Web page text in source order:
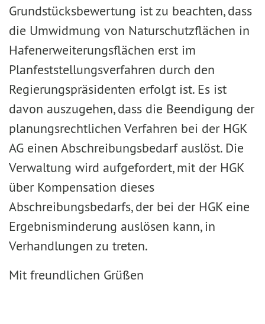
Grundstücksbewertung ist zu beachten, dass
die Umwidmung von Naturschutzflächen in
Hafenerweiterungsflächen erst im
Planfeststellungsverfahren durch den
Regierungspräsidenten erfolgt ist. Es ist
davon auszugehen, dass die Beendigung der
planungsrechtlichen Verfahren bei der HGK
AG einen Abschreibungsbedarf auslöst. Die
Verwaltung wird aufgefordert, mit der HGK
über Kompensation dieses
Abschreibungsbedarfs, der bei der HGK eine
Ergebnisminderung auslösen kann, in
Verhandlungen zu treten.
Mit freundlichen Grüßen